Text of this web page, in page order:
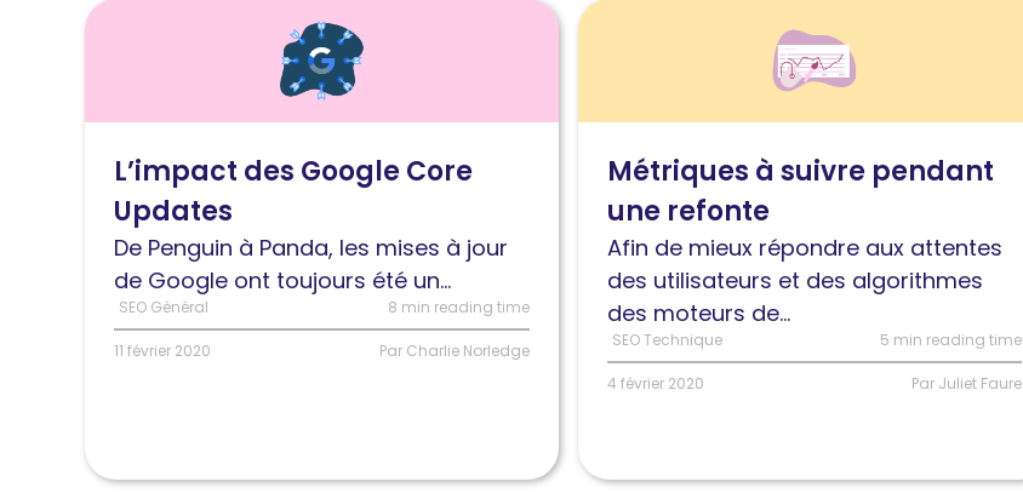
Lire
Core
Updates
L’impact des Google Core
Updates
De Penguin à Panda, les mises à jour
de Google ont toujours été un...
SEO Général 8 min reading time
11 février 2020 Par Charlie Norledge
Lire
pendant
une
refonte
Métriques à suivre pendant
une refonte
Afin de mieux répondre aux attentes
des utilisateurs et des algorithmes
des moteurs de...
SEO Technique 5 min reading time
4 février 2020 Par Juliet Faure